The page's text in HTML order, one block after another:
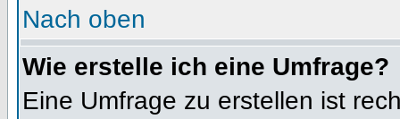
Nach oben
Wie erstelle ich eine Umfrage?
Eine Umfrage zu erstellen ist